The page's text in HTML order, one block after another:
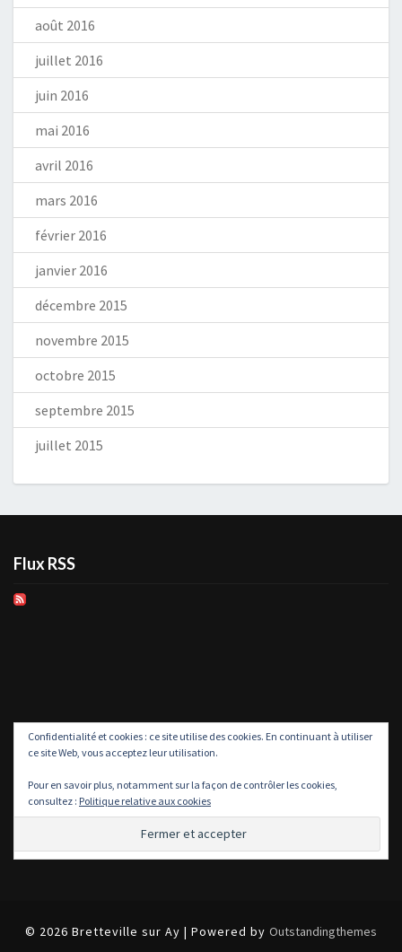
août 2016
juillet 2016
juin 2016
mai 2016
avril 2016
mars 2016
février 2016
janvier 2016
décembre 2015
novembre 2015
octobre 2015
septembre 2015
juillet 2015
Flux RSS
Confidentialité et cookies : ce site utilise des cookies. En continuant à utiliser
ce site Web, vous acceptez leur utilisation.
Pour en savoir plus, notamment sur la façon de contrôler les cookies,
consultez : Politique relative aux cookies
© 2026 Bretteville sur Ay | Powered by Outstandingthemes